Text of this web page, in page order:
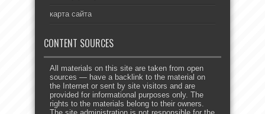
карта сайта
CONTENT SOURCES
All materials on this site are taken from open
sources — have a backlink to the material on
the Internet or sent by site visitors and are
provided for informational purposes only. The
rights to the materials belong to their owners.